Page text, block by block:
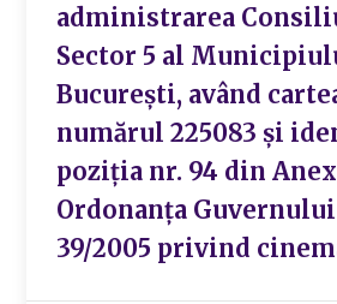
administrarea
Sector 5 al
București, având
numărul 225083 și
poziția nr. 94 din
Ordonanța
39/2005 privind